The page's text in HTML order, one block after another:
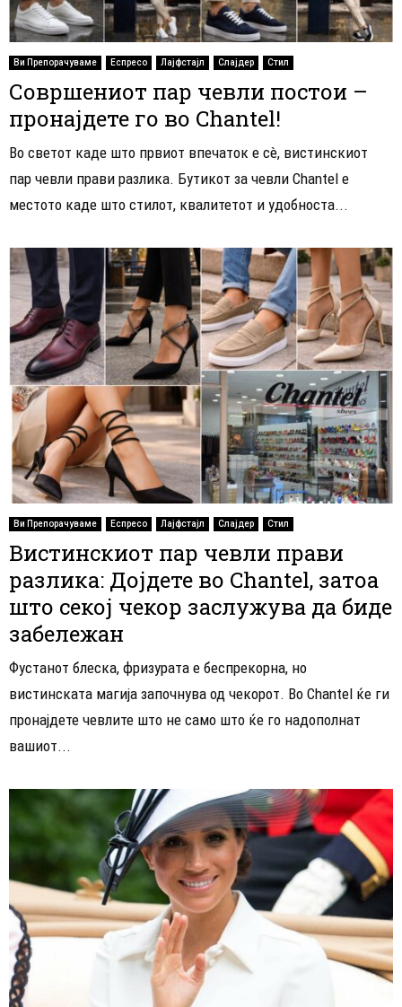
Ви Препорачуваме Еспресо Лајфстајл Слајдер Стил
Совршениот пар чевли постои –
пронајдете го во Chantel!
Во светот каде што првиот впечаток е сè, вистинскиот
пар чевли прави разлика. Бутикот за чевли Chantel е
местото каде што стилот, квалитетот и удобноста...
Ви Препорачуваме Еспресо Лајфстајл Слајдер Стил
Вистинскиот пар чевли прави
разлика: Дојдете во Chantel, затоа
што секој чекор заслужува да биде
забележан
Фустанот блеска, фризурата е беспрекорна, но
вистинската магија започнува од чекорот. Во Chantel ќе ги
пронајдете чевлите што не само што ќе го надополнат
вашиот...